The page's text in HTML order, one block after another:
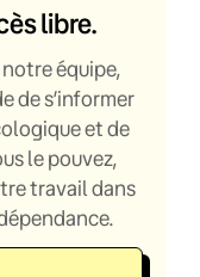
libre.
équipe,
de s’informer
et de
le pouvez,
travail dans